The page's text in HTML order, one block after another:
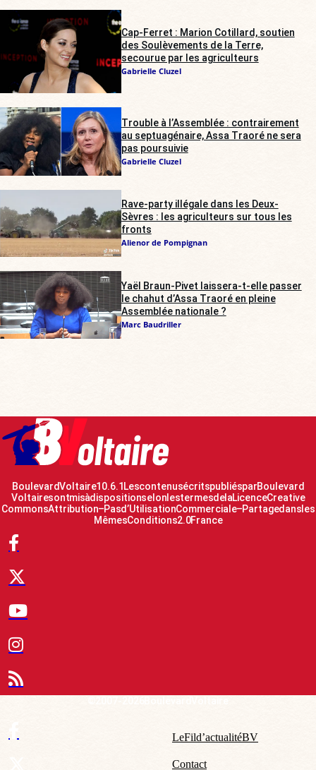
Cap-Ferret : Marion Cotillard, soutien
des Soulèvements de la Terre,
secourue par les agriculteurs
Gabrielle Cluzel
Trouble à l’Assemblée : contrairement
au septuagénaire, Assa Traoré ne sera
pas poursuivie
Gabrielle Cluzel
Rave-party illégale dans les Deux-
Sèvres : les agriculteurs sur tous les
fronts
Alienor de Pompignan
Yaël Braun-Pivet laissera-t-elle passer
le chahut d’Assa Traoré en pleine
Assemblée nationale ?
Marc Baudriller
Boulevard Voltaire 10.6.1 Les contenus écrits publiés par Boulevard
Voltaire sont mis à disposition selon les termes de la Licence Creative
Commons Attribution – Pas d’Utilisation Commerciale – Partage dans les
Mêmes Conditions 2.0 France
Le Fil d’actualité BV
Contact